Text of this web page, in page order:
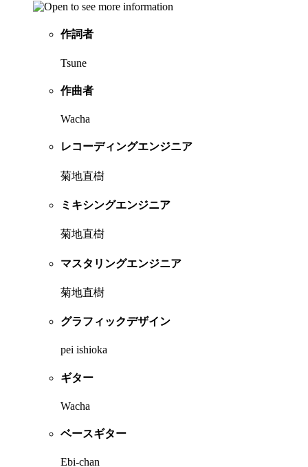
作詞者
Tsune
作曲者
Wacha
レコーディングエンジニア
菊地直樹
ミキシングエンジニア
菊地直樹
マスタリングエンジニア
菊地直樹
グラフィックデザイン
pei ishioka
ギター
Wacha
ベースギター
Ebi-chan